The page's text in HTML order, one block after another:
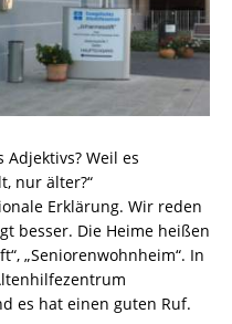
Weil es
nur älter?“
Erklärung. Wir reden
besser. Die Heime heißen
„Seniorenwohnheim“. In
es hat einen guten Ruf.